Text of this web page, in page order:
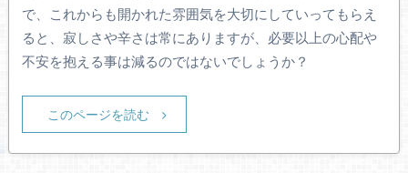
で、これからも開かれた雰囲気を大切にしていってもらえ
ると、寂しさや辛さは常にありますが、必要以上の心配や
不安を抱える事は減るのではないでしょうか？
このページを読む